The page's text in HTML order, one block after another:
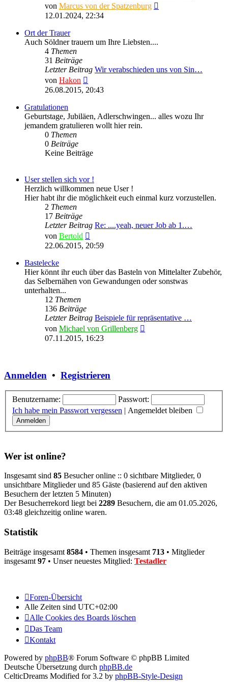
von Marcus von der Spatzenburg
12.01.2024, 22:34
Ort der Trauer
Auch Söldner trauern um Ihre Liebsten....
4 Themen
31 Beiträge
Letzter Beitrag Wir verabschieden uns von Sin…
von Hakon
Beitrag
26.08.2015, 20:43
Gratulationen
Geburtstage, Jubiläen, Adlerschwingen... alles wozu Ihr
jemandem gratulieren wollt hier rein.
0 Themen
0 Beiträge
Keine Beiträge
User stellen sich vor !
Herzlich willkommen neue User !
Hier habt ihr die möglichkeit euch einmal kurz vorzustellen.
2 Themen
17 Beiträge
Letzter Beitrag Re: ....yeah, neuer Job ab 1.…
von Bertold
Beitrag
22.06.2015, 20:59
Bastelecke
Hier könnt ihr euch über das Basteln von Mittelalter Zubehör,
das Selbernähen von Gewandungen oder sonstwas
unterhalten...
12 Themen
136 Beiträge
Letzter Beitrag Beispiele für repräsentative …
von Michael von Grillenberg
07.11.2015, 16:23
Anmelden • Registrieren
Benutzername:
Passwort:
Ich habe mein Passwort vergessen | Angemeldet bleiben
Wer ist online?
Insgesamt sind 85 Besucher online :: 0 sichtbare Mitglieder, 0
unsichtbare Mitglieder und 85 Gäste (basierend auf den aktiven
Besuchern der letzten 5 Minuten)
Der Besucherrekord liegt bei 2289 Besuchern, die am 01.05.2026,
03:48 gleichzeitig online waren.
Statistik
Beiträge insgesamt 8584 • Themen insgesamt 713 • Mitglieder
insgesamt 97 • Unser neuestes Mitglied: Testadler
Foren-Übersicht
Alle Zeiten sind UTC+02:00
Alle Cookies des Boards löschen
Das Team
Kontakt
Powered by phpBB® Forum Software © phpBB Limited
Deutsche Übersetzung durch phpBB.de
CelticDreams Modified for 3.2 by phpBB-Style-Design